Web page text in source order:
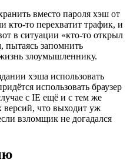
вместо пароля хэш от
кто-то перехватит трафик, и
в ситуации «кто-то открыл
пытаясь запомнить
злоумышленнику.
хэша использовать
использовать браузер
с IE ещё и с тем же
версий, что выходит уж
взломщик не догадался